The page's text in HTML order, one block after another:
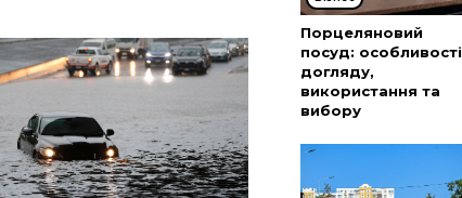
Порцеляновий
посуд: особливості
догляду,
використання та
вибору